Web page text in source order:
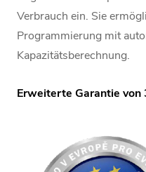
Verbrauch ein. Sie
Programmierung mit
Kapazitätsberechnung.
Erweiterte Garantie von